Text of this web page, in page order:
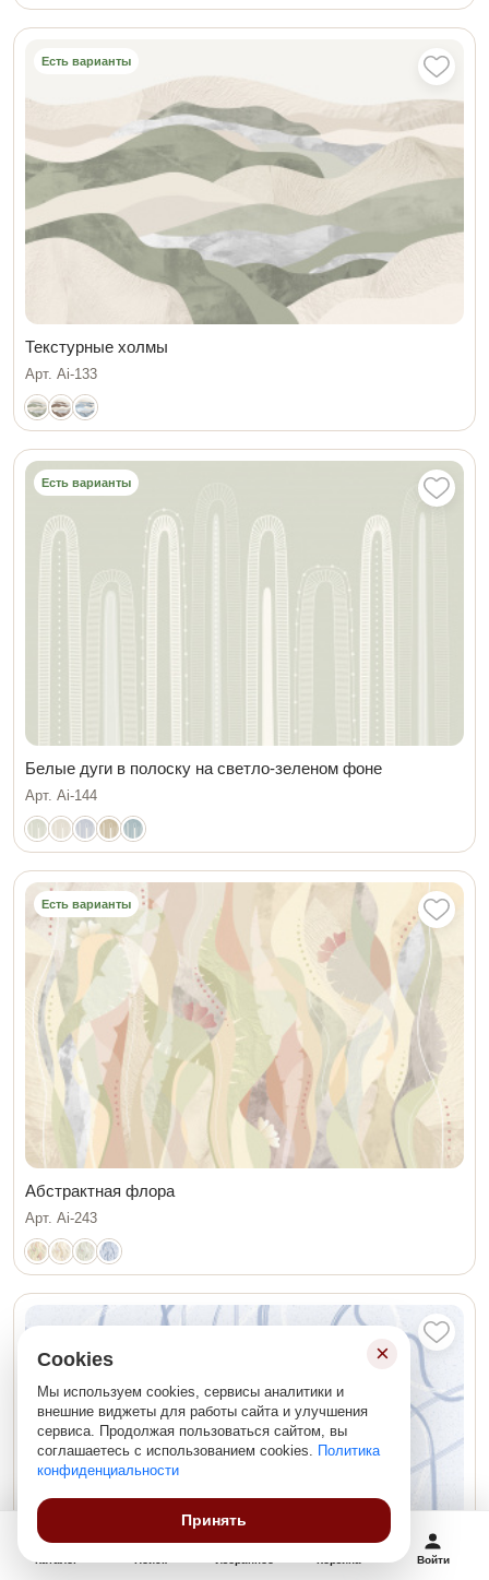
Есть варианты
Текстурные холмы
Арт. Ai-133
Есть варианты
Белые дуги в полоску на светло-зеленом фоне
Арт. Ai-144
Есть варианты
Абстрактная флора
Арт. Ai-243
Каталог Войти
×
Cookies
Мы используем cookies, сервисы аналитики и
внешние виджеты для работы сайта и улучшения
сервиса. Продолжая пользоваться сайтом, вы
соглашаетесь с использованием cookies. Политика
конфиденциальности
Принять